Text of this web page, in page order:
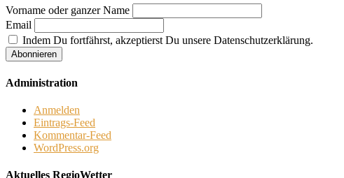
Vorname oder ganzer Name
Email
Indem Du fortfährst, akzeptierst Du unsere Datenschutzerklärung.
Administration
Anmelden
Eintrags-Feed
Kommentar-Feed
WordPress.org
Aktuelles RegioWetter